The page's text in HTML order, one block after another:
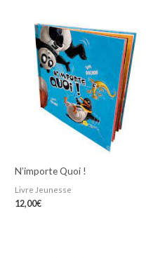
N’importe Quoi !
Livre Jeunesse
12,00€